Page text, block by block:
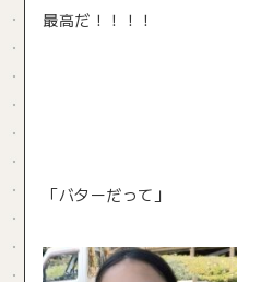
最高だ！！！！
「バターだって」